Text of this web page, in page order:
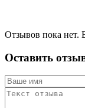
Отзывов пока нет.
Оставить